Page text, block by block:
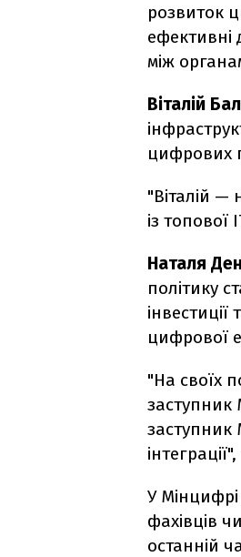
розвиток
ефективні
між
Віталій
цифрових
"Віталій
із топової
Наталя
політику
цифрової
"На своїх
заступник
заступник
У
фахівців
останній